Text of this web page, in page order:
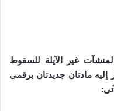
غير الآيلة للسقوط
مادتان جديدتان برقمى